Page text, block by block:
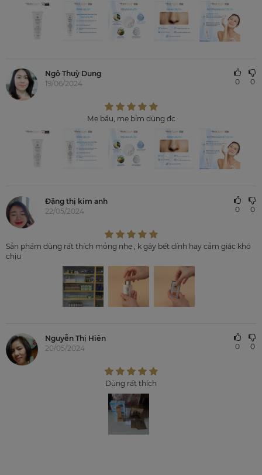
Ngô Thuỳ Dung
19/06/2024
Mẹ bầu, mẹ bỉm dùng đc
0 0
Đặng thị kim anh
22/05/2024
Sản phẩm dùng rất thích mỏng nhẹ , k gây bết dính hay cảm giác khó
chịu
0 0
Nguyễn Thị Hiên
20/05/2024
Dùng rất thích
0 0